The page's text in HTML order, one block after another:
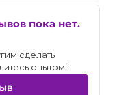
пока нет.
сделать
опытом!